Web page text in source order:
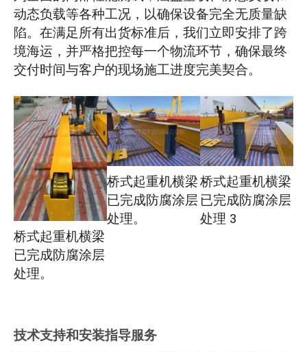
动态负载等各种工况，以确保设备完全无质量缺
陷。在满足所有出货标准后，我们立即安排了跨
境海运，并严格把控每一个物流环节，确保最终
交付时间与客户的现场施工进度完美契合。
桥式起重机横梁
已完成防腐涂层
处理。
桥式起重机横梁
已完成防腐涂层
处理。
桥式起重机横梁
已完成防腐涂层
处理 3
技术支持和安装指导服务